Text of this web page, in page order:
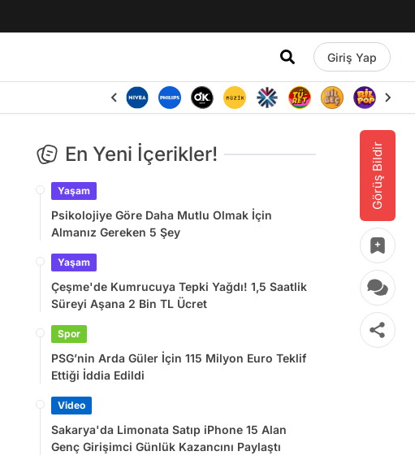
Giriş Yap
Görüş Bildir
En Yeni İçerikler!
Yaşam
Psikolojiye Göre Daha Mutlu Olmak İçin
Almanız Gereken 5 Şey
Yaşam
Çeşme'de Kumrucuya Tepki Yağdı! 1,5 Saatlik
Süreyi Aşana 2 Bin TL Ücret
Spor
PSG’nin Arda Güler İçin 115 Milyon Euro Teklif
Ettiği İddia Edildi
Video
Sakarya'da Limonata Satıp iPhone 15 Alan
Genç Girişimci Günlük Kazancını Paylaştı